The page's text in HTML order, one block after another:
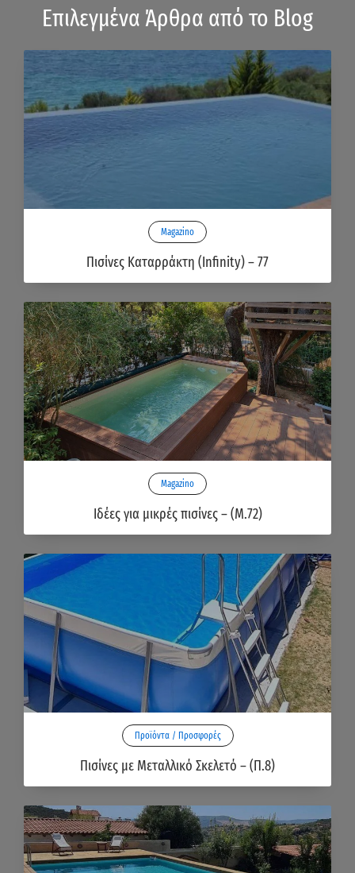
Επιλεγμένα Άρθρα από το Blog
Magazino
Πισίνες Καταρράκτη (Infinity) – 77
Magazino
Ιδέες για μικρές πισίνες – (Μ.72)
Προϊόντα / Προσφορές
Πισίνες με Μεταλλικό Σκελετό – (Π.8)